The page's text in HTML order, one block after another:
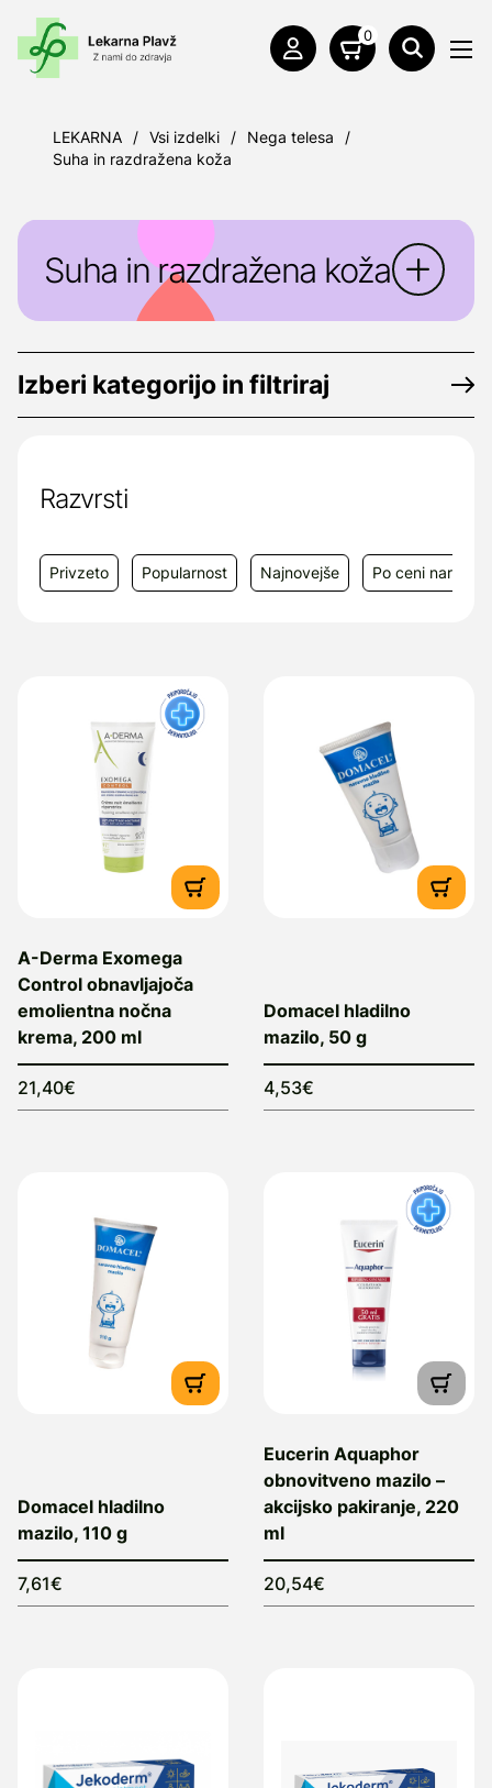
0
LEKARNA / Vsi izdelki / Nega telesa
/
Suha in razdražena koža
Suha in razdražena koža
Izberi kategorijo in filtriraj
Razvrsti
Privzeto Popularnost Najnovejše Po ceni
A-Derma Exomega
Control obnavljajoča
emolientna nočna
krema, 200 ml
21,40€
Domacel hladilno
mazilo, 50 g
4,53€
Domacel hladilno
mazilo, 110 g
7,61€
Eucerin Aquaphor
obnovitveno mazilo –
akcijsko pakiranje, 220
ml
20,54€